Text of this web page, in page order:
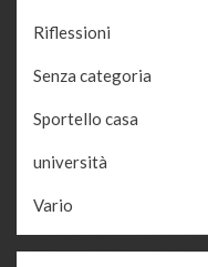
Riflessioni
Senza categoria
Sportello casa
università
Vario